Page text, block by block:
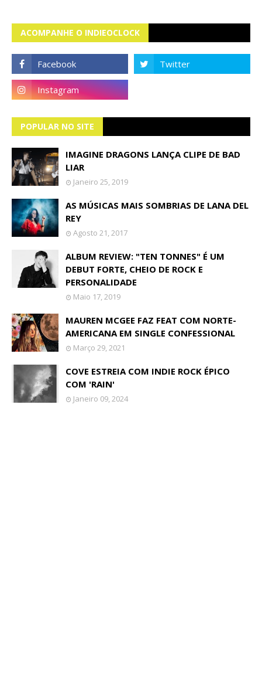
ACOMPANHE O INDIEOCLOCK
POPULAR NO SITE
IMAGINE DRAGONS LANÇA CLIPE DE BAD
LIAR
Janeiro 25, 2019
AS MÚSICAS MAIS SOMBRIAS DE LANA DEL
REY
Agosto 21, 2017
ALBUM REVIEW: "TEN TONNES" É UM
DEBUT FORTE, CHEIO DE ROCK E
PERSONALIDADE
Maio 17, 2019
MAUREN MCGEE FAZ FEAT COM NORTE-
AMERICANA EM SINGLE CONFESSIONAL
Março 29, 2021
COVE ESTREIA COM INDIE ROCK ÉPICO
COM 'RAIN'
Janeiro 09, 2024